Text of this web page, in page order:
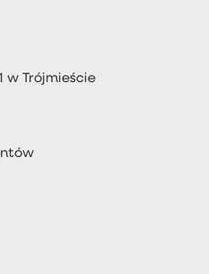
w Trójmieście